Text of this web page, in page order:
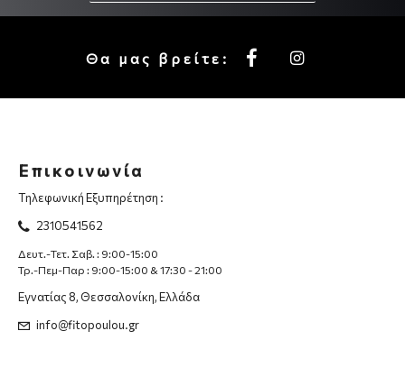
Θα μας βρείτε:
Επικοινωνία
Τηλεφωνική Εξυπηρέτηση :
2310541562
Δευτ.-Τετ. Σαβ. : 9:00-15:00
Τρ.-Πεμ-Παρ : 9:00-15:00 & 17:30 - 21:00
Εγνατίας 8, Θεσσαλονίκη, Ελλάδα
info@fitopoulou.gr